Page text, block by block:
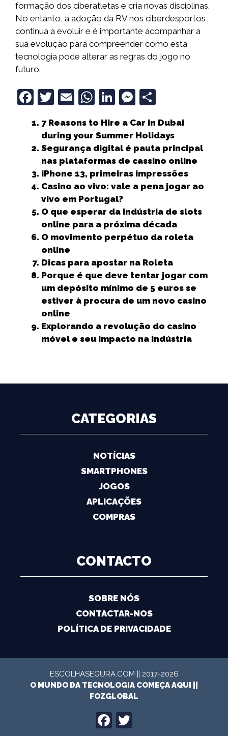
formação dos ciberatletas e cria novas disciplinas.
No entanto, a adoção da RV nos ciberdesportos
continua a evoluir e é importante acompanhar a
sua evolução para compreender como esta
tecnologia pode alterar as regras do jogo no
futuro.
F
c
e
b
o
o
k
T
it
t
e
r
E
ai
l
W
a
ts
A
p
p
Li
k
e
dI
n
M
ss
e
n
g
e
r
a
r
e
7 Reasons to Hire a Car in Dubai
during your Summer Holidays
Segurança digital é pauta principal
nas plataformas de cassino online
iPhone 13, primeiras impressões
Casino ao vivo: vale a pena jogar ao
vivo em Portugal?
O que esperar da indústria de slots
online para a próxima década
O movimento perpétuo da roleta
online
Dicas para apostar na Roleta
Porque é que deve tentar jogar com
um depósito mínimo de 5 euros se
estiver à procura de um novo casino
online
Explorando a revolução do casino
móvel e seu impacto na indústria
CATEGORIAS
NOTÍCIAS
SMARTPHONES
JOGOS
APLICAÇÕES
COMPRAS
CONTACTO
SOBRE NÓS
CONTACTAR-NOS
POLÍTICA DE PRIVACIDADE
ESCOLHASEGURA.COM || 2017-2026
O MUNDO DA TECNOLOGIA COMEÇA AQUI ||
FOZGLOBAL
FACEBOOK